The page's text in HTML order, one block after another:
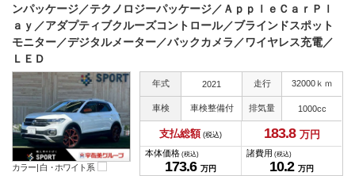
ンパッケージ／テクノロジーパッケージ／ＡｐｐｌｅＣａｒＰｌ
ａｙ／アダプティブクルーズコントロール／ブラインドスポット
モニター／デジタルメーター／バックカメラ／ワイヤレス充電／
ＬＥＤ
カラー |白・ホワイト系
年式 2021 走行 32000ｋｍ
車検 車検整備付 排気量 1000cc
支払総額 (税込) 183.8 万円
本体価格 (税込)
173.6 万円
諸費用 (税込)
10.2 万円